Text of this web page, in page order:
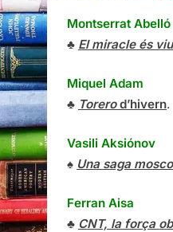
Montserrat Abelló
♣ El miracle és
Miquel Adam
♣ Torerod’hivern.
Vasili Aksiónov
♠ Una saga
Ferran Aisa
♣ CNT, la força